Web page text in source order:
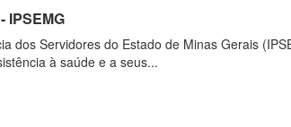
IPSEMG
dos Servidores do Estado de Minas Gerais
à saúde e a seus...